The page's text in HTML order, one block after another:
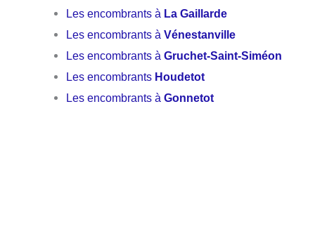
Les encombrants à La Gaillarde
Les encombrants àVénestanville
Les encombrants àGruchet-Saint-Siméon
Les encombrants Houdetot
Les encombrants àGonnetot